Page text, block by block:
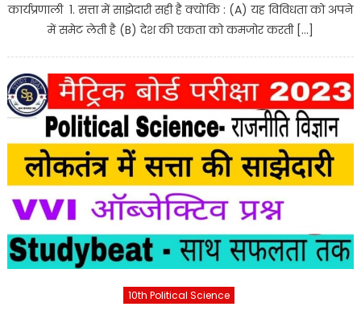
कार्यप्रणाली 1. सत्ता में साझेदारी सही है क्योंकि : (A) यह विविधता को अपने
में समेट लेती है (B) देश की एकता को कमजोर करती […]
10th Political Science